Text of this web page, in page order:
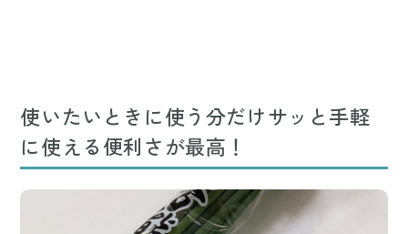
使いたいときに使う分だけサッと手軽
に使える便利さが最高！